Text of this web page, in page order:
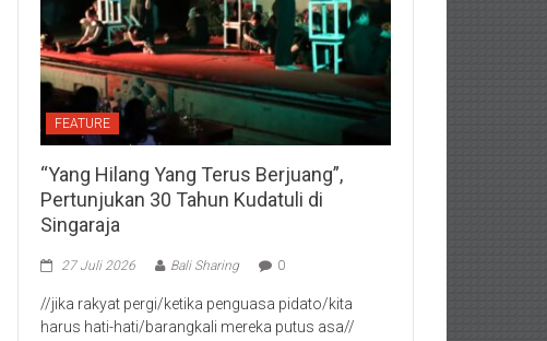
FEATURE
“Yang Hilang Yang Terus Berjuang”,
Pertunjukan 30 Tahun Kudatuli di
Singaraja
27 Juli 2026 Bali Sharing 0
//jika rakyat pergi/ketika penguasa pidato/kita
harus hati-hati/barangkali mereka putus asa//